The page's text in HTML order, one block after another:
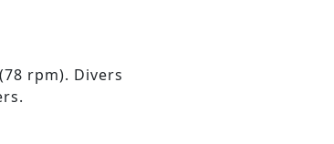
rpm). Divers